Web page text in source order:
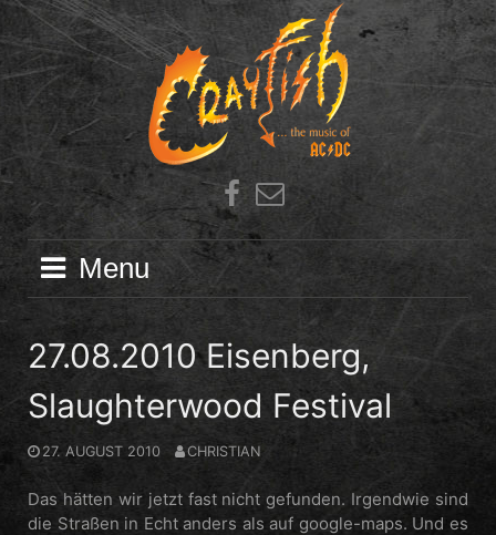
Skip
to
content
Facebook
E-
Mail
Menu
27.08.2010 Eisenberg,
Slaughterwood Festival
27. AUGUST 2010 CHRISTIAN
Das hätten wir jetzt fast nicht gefunden. Irgendwie sind
die Straßen in Echt anders als auf google-maps. Und es